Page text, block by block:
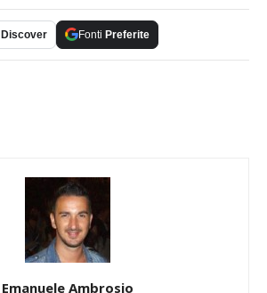
Discover Fonti Preferite
Emanuele Ambrosio